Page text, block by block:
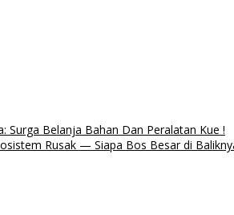
Surga Belanja Bahan Dan Peralatan Kue !
Rusak — Siapa Bos Besar di